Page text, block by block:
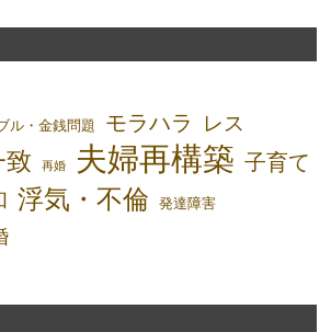
ル・金銭問題 モラハラ レス
致 再婚 夫婦再構築 子育て
浮気・不倫 発達障害